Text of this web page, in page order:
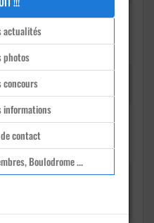
actualités
photos
concours
informations
contact
Boulodrome ...